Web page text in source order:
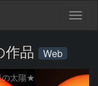
作品 Web
太陽★